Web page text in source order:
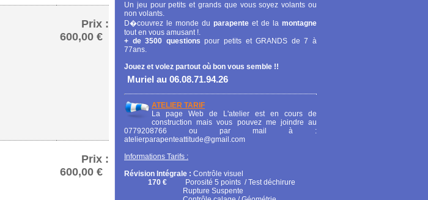
Prix :
600,00 €
Prix :
600,00 €
Un jeu pour petits et grands que vous soyez volants ou
non volants.
D�couvrez le monde du parapente et de la montagne
tout en vous amusant !.
+ de 3500 questions pour petits et GRANDS de 7 à
77ans.
Jouez et volez partout où bon vous semble !!
Muriel au 06.08.71.94.26
ATELIER TARIF
La page Web de L'atelier est en cours de
construction mais vous pouvez me joindre au
0779208766 ou par mail à :
atelierparapenteattitude@gmail.com
Informations Tarifs :
Révision Intégrale : Contrôle visuel
170 € Porosité 5 points / Test déchirure
Rupture Suspente